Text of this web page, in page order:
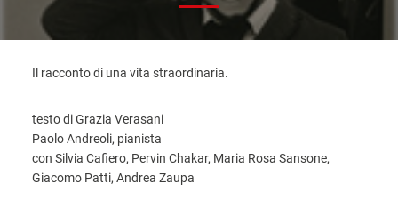
Il racconto di una vita straordinaria.
testo di Grazia Verasani
Paolo Andreoli, pianista
con Silvia Cafiero, Pervin Chakar, Maria Rosa Sansone,
Giacomo Patti, Andrea Zaupa